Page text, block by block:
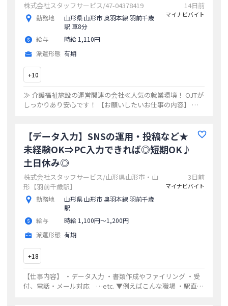
株式会社スタッフサービス/47-04378419
勤務地
山形県 山形市 奥羽本線 羽前千歳
駅 車8分
給与
時給 1,110円
派遣形態 有期
14日前
マイナビバイト
+10
≫ 介護福祉施設の運営関連の会社≪人気の就業環境！ OJTが
しっかりあり安心です！ 【お願いしたいお仕事の内容】 調
【データ入力】SNSの運用・投稿など★
未経験OK⇒PC入力できれば◎短期OK♪
土日休み◎
株式会社スタッフサービス/山形県山形市・山
形【羽前千歳駅】
勤務地
山形県 山形市 奥羽本線 羽前千歳
駅
給与
時給 1,100円〜1,200円
派遣形態 有期
3日前
マイナビバイト
+18
【仕事内容】 ・データ入力 ・書類作成やファイリング ・受
付、電話・メール対応 …etc. ▼例えばこんな職場 ・駅直